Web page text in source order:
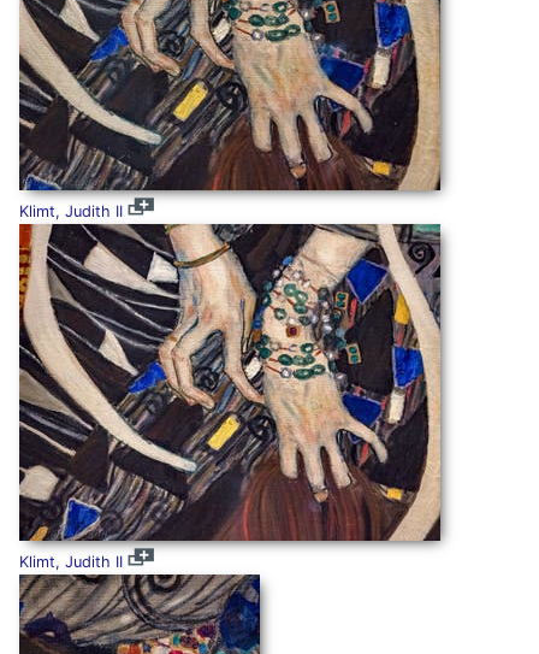
Klimt, Judith II
Klimt, Judith II